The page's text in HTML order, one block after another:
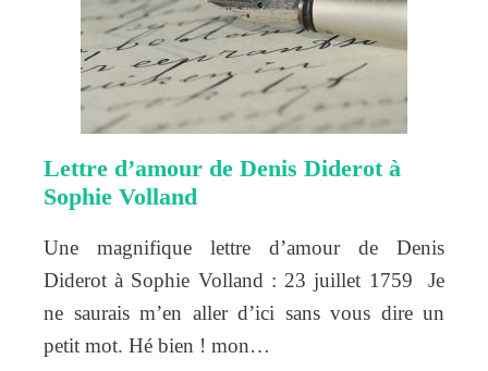
Lettre d’amour de Denis Diderot à
Sophie Volland
Une magnifique lettre d’amour de Denis
Diderot à Sophie Volland : 23 juillet 1759 Je
ne saurais m’en aller d’ici sans vous dire un
petit mot. Hé bien ! mon…